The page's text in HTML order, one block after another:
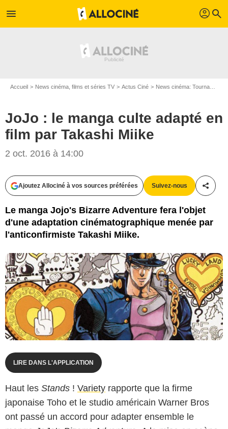
menu profil search
Accueil News cinéma, films et séries TV Actus Ciné News cinéma: Tournages
JoJo : le manga culte adapté en
film par Takashi Miike
2 oct. 2016 à 14:00
Ajoutez Allociné à vos sources préférées Suivez-nous
Le manga Jojo's Bizarre Adventure fera l'objet
d'une adaptation cinématographique menée par
l'anticonfirmiste Takashi Miike.
LIRE DANS L'APPLICATION
Haut les Stands ! Variety rapporte que la firme
japonaise Toho et le studio américain Warner Bros
ont passé un accord pour adapter ensemble le